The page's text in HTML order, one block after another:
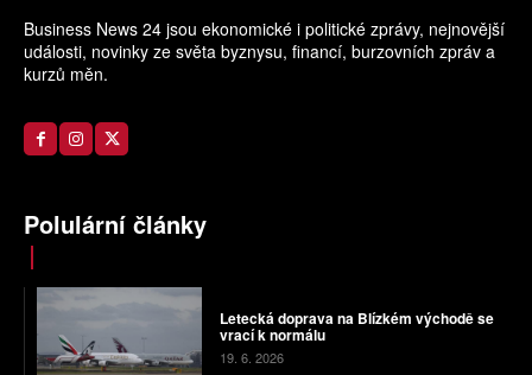
Business News 24 jsou ekonomické i politické zprávy, nejnovější
události, novinky ze světa byznysu, financí, burzovních zpráv a
kurzů měn.
Polulární články
Letecká doprava na Blízkém východě se
vrací k normálu
19. 6. 2026